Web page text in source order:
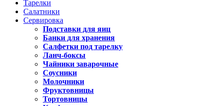
Тарелки
Салатники
Сервировка
Подставки для яиц
Банки для хранения
Салфетки под тарелку
Ланч-боксы
Чайники заварочные
Соусники
Молочники
Фруктовницы
Тортовницы